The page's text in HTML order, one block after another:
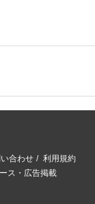
合わせ
利用規約
ス・広告掲載